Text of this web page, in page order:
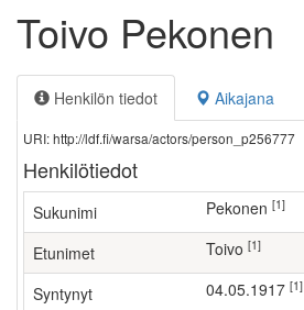
Toivo Pekonen
Henkilön tiedot Aikajana
URI: http://ldf.fi/warsa/actors/person_p256777
Henkilötiedot
Sukunimi Pekonen [1]
Etunimet Toivo [1]
Syntynyt 04.05.1917 [1]